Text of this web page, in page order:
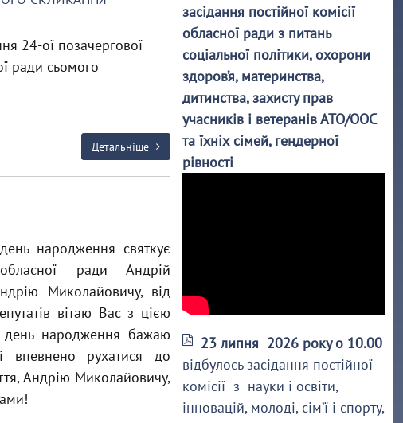
24-ої позачергової
ради сьомого
Детальніше
народження святкує
ради Андрій
Миколайовичу, від
вітаю Вас з цією
народження бажаю
впевнено рухатися до
Андрію Миколайовичу,
засідання постійної комісії
обласної ради з питань
соціальної політики, охорони
здоров’я, материнства,
дитинства, захисту прав
учасників і ветеранів АТО/ООС
та їхніх сімей, гендерної
рівності
23 липня 2026 року о 10.00
відбулось засідання постійної
комісії з науки і освіти,
інновацій, молоді, сім’ї і спорту,